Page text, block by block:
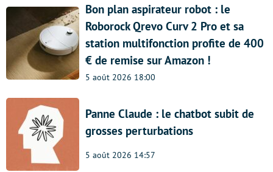
Bon plan aspirateur robot : le
Roborock Qrevo Curv 2 Pro et sa
station multifonction profite de 400
€ de remise sur Amazon !
5 août 2026 18:00
Panne Claude : le chatbot subit de
grosses perturbations
5 août 2026 14:57